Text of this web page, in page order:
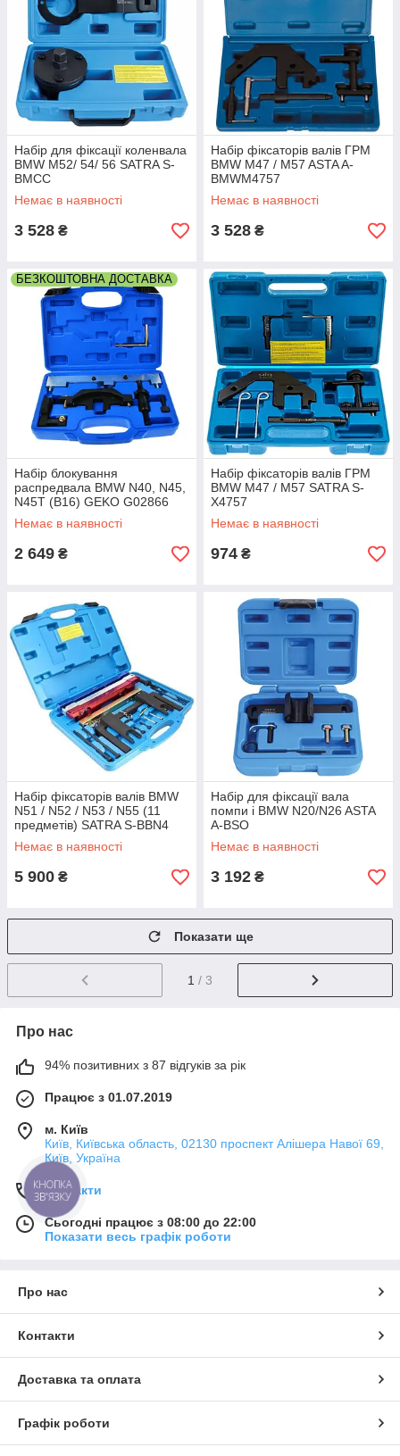
Набір для фіксації коленвала
BMW M52/ 54/ 56 SATRA S-
BMCC
Немає в наявності
3 528 ₴
Набір фіксаторів валів ГРМ
BMW M47 / M57 ASTA A-
BMWM4757
Немає в наявності
3 528 ₴
БЕЗКОШТОВНА ДОСТАВКА
Набір блокування
распредвала BMW N40, N45,
N45T (B16) GEKO G02866
Немає в наявності
2 649 ₴
Набір фіксаторів валів ГРМ
BMW M47 / M57 SATRA S-
X4757
Немає в наявності
974 ₴
Набір фіксаторів валів BMW
N51 / N52 / N53 / N55 (11
предметів) SATRA S-BBN4
Немає в наявності
5 900 ₴
Набір для фіксації вала
помпи і BMW N20/N26 ASTA
A-BSO
Немає в наявності
3 192 ₴
Показати ще
1 / 3
Про нас
94% позитивних з 87 відгуків за рік
Працює з 01.07.2019
м. Київ
Київ, Київська область, 02130 проспект Алішера Навої 69,
Київ, Україна
Контакти
Сьогодні працює з 08:00 до 22:00
Показати весь графік роботи
Про нас
Контакти
Доставка та оплата
Графік роботи
КНОПКА
ЗВ'ЯЗКУ